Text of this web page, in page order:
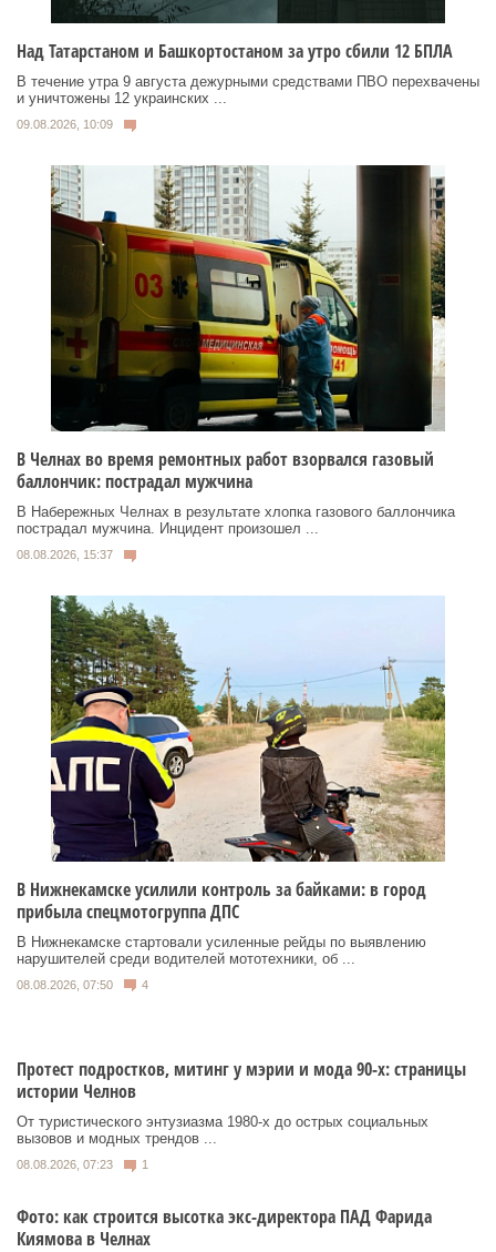
Над Татарстаном и Башкортостаном за утро сбили 12 БПЛА
В течение утра 9 августа дежурными средствами ПВО перехвачены
и уничтожены 12 украинских ...
09.08.2026, 10:09
В Челнах во время ремонтных работ взорвался газовый
баллончик: пострадал мужчина
В Набережных Челнах в результате хлопка газового баллончика
пострадал мужчина. Инцидент произошел ...
08.08.2026, 15:37
В Нижнекамске усилили контроль за байками: в город
прибыла спецмотогруппа ДПС
В Нижнекамске стартовали усиленные рейды по выявлению
нарушителей среди водителей мототехники, об ...
08.08.2026, 07:50 4
Протест подростков, митинг у мэрии и мода 90-х: страницы
истории Челнов
От туристического энтузиазма 1980‑х до острых социальных
вызовов и модных трендов ...
08.08.2026, 07:23 1
Фото: как строится высотка экс-директора ПАД Фарида
Киямова в Челнах